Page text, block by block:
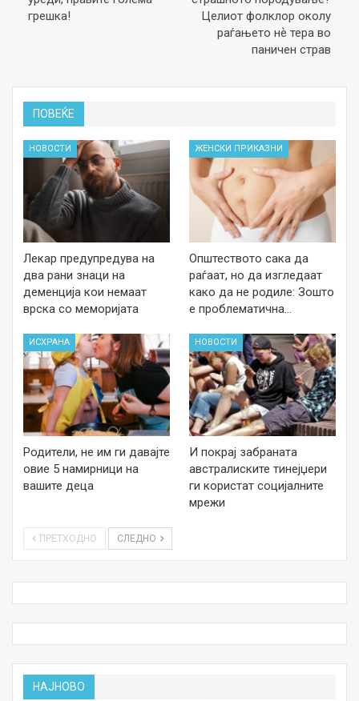
грешка!
Целиот фолклор околу
раѓањето нѐ тера во
паничен страв
ПОВЕЌЕ
НОВОСТИ
Лекар предупредува на
два рани знаци на
деменција кои немаат
врска со меморијата
ЖЕНСКИ ПРИКАЗНИ
Општеството сака да
раѓаат, но да изгледаат
како да не родиле: Зошто
е проблематична…
ИСХРАНА
Родители, не им ги давајте
овие 5 намирници на
вашите деца
НОВОСТИ
И покрај забраната
австралиските тинејџери
ги користат социјалните
мрежи
ПРЕТХОДНО СЛЕДНО
НАЈНОВО